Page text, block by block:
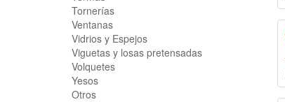
Tornerías
Ventanas
Vidrios y Espejos
Viguetas y losas pretensadas
Volquetes
Yesos
Otros